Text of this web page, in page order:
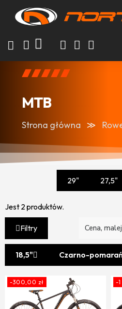
MTB
Strona główna
29" 27,5"
Jest 2 produktów.
Filtry
18,5" Czarno-
-300,00 zł -